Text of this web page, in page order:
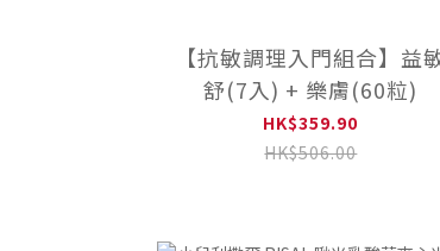
【抗敏調理入門組合】益
舒(7入) + 樂膚(60粒)
HK$359.90
HK$506.00